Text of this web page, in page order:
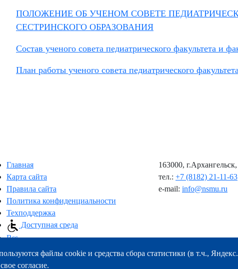
ПОЛОЖЕНИЕ ОБ УЧЕНОМ СОВЕТЕ
СЕСТРИНСКОГО ОБРАЗОВАНИЯ
Состав ученого совета педиатрического факультета и
План работы ученого совета педиатрического
Главная
Карта сайта
Правила сайта
Политика конфиденциальности
Техподдержка
Доступная среда
Rss
163000,
тел.: +7 (8182) 21-11-63
e-mail: info@nsmu.ru
файлы cookie и средства сбора статистики (в т.ч.,
согласие.